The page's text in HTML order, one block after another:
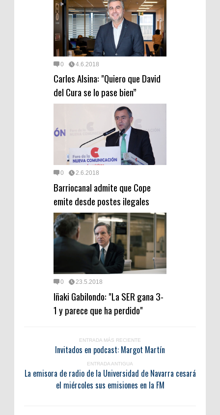
0 4.6.2018
Carlos Alsina: "Quiero que David
del Cura se lo pase bien”
0 2.6.2018
Barriocanal admite que Cope
emite desde postes ilegales
0 23.5.2018
Iñaki Gabilondo: "La SER gana 3-
1 y parece que ha perdido"
ENTRADA MÁS RECIENTE
Invitados en podcast: Margot Martín
ENTRADA ANTIGUA
La emisora de radio de la Universidad de Navarra cesará
el miércoles sus emisiones en la FM